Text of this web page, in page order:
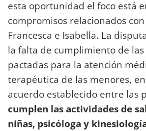
esta oportunidad el foco está
compromisos relacionados
Francesca e Isabella. La
la falta de cumplimiento de
pactadas para la atención
terapéutica de las menores,
acuerdo establecido entre las
cumplen las actividades de
niñas, psicóloga y